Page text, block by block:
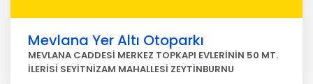
Mevlana Yer Altı Otoparkı
MEVLANA CADDESİ MERKEZ TOPKAPI EVLERİNİN 50 MT.
İLERİSİ SEYİTNİZAM MAHALLESİ ZEYTİNBURNU